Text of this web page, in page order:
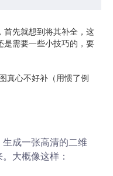
首先就想到将其补全，这
是需要一些小技巧的，要
真心不好补（用惯了例
成一张高清的二维
大概像这样：